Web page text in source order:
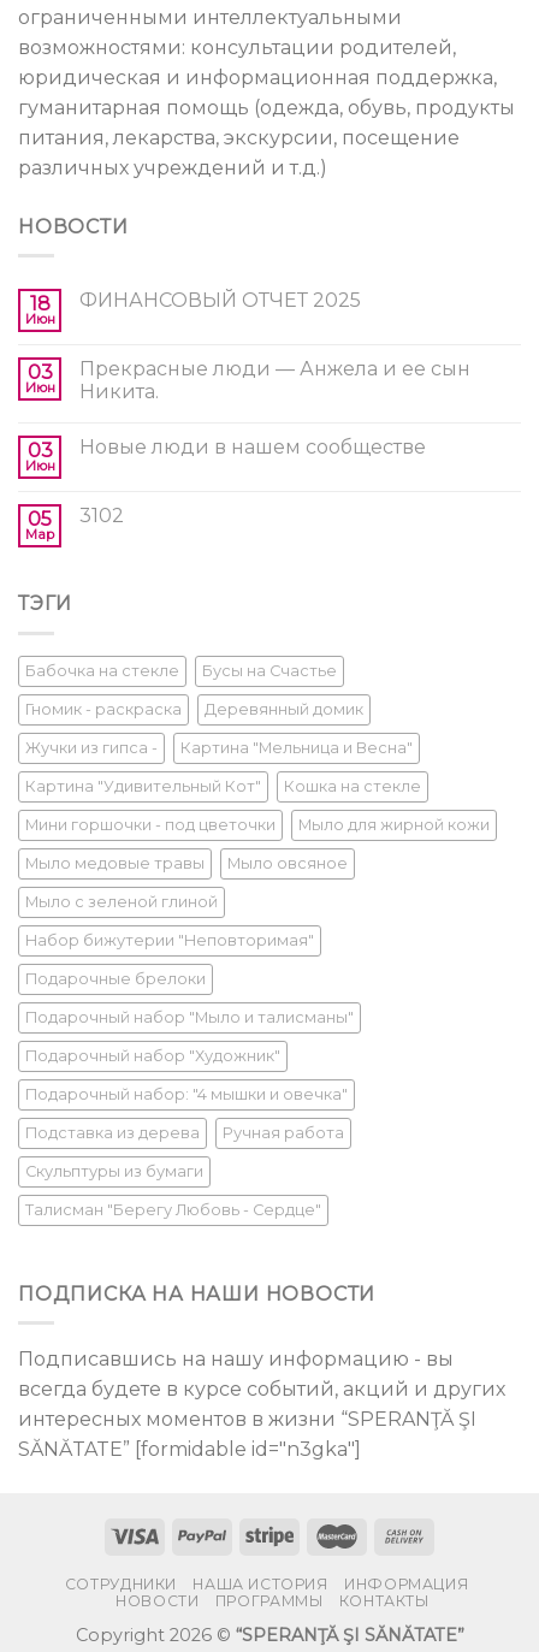
ограниченными интеллектуальными
возможностями: консультации родителей,
юридическая и информационная поддержка,
гуманитарная помощь (одежда, обувь, продукты
питания, лекарства, экскурсии, посещение
различных учреждений и т.д.)
НОВОСТИ
18
Июн
ФИНАНСОВЫЙ ОТЧЕТ 2025
03
Июн
Прекрасные люди — Анжела и ее сын
Никита.
03
Июн
Новые люди в нашем сообществе
05
Мар
3102
ТЭГИ
Бабочка на стекле Бусы на Счастье
Гномик - раскраска Деревянный домик
Жучки из гипса - Картина "Мельница и Весна"
Картина "Удивительный Кот" Кошка на стекле
Мини горшочки - под цветочки Мыло для жирной кожи
Мыло медовые травы Мыло овсяное
Мыло с зеленой глиной
Набор бижутерии "Неповторимая"
Подарочные брелоки
Подарочный набор "Мыло и талисманы"
Подарочный набор "Художник"
Подарочный набор: "4 мышки и овечка"
Подставка из дерева Ручная работа
Скульптуры из бумаги
Талисман "Берегу Любовь - Сердце"
ПОДПИСКА НА НАШИ НОВОСТИ
Подписавшись на нашу информацию - вы
всегда будете в курсе событий, акций и других
интересных моментов в жизни “SPERANŢĂ ŞI
SĂNĂTATE” [formidable id="n3gka"]
СОТРУДНИКИ НАША ИСТОРИЯ
ИНФОРМАЦИЯ
НОВОСТИ
ПРОГРАММЫ КОНТАКТЫ
Copyright 2026 © “SPERANŢĂ ŞI SĂNĂTATE”